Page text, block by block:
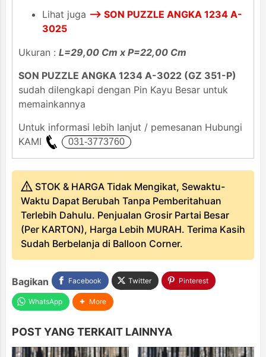
Lihat juga --> SON PUZZLE ANGKA 1234 A-
3025
Ukuran : L=29,00 Cm x P=22,00 Cm
SON PUZZLE ANGKA 1234 A-3022 (GZ 351-P)
sudah dilengkapi dengan Pin Kayu Besar untuk
memainkannya
Untuk informasi lebih lanjut / pemesanan Hubungi
KAMI
STOK & HARGA Tidak Mengikat, Sewaktu-
Waktu Dapat Berubah Tanpa Pemberitahuan
Terlebih Dahulu. Penjualan Grosir Partai Besar
(Per KARTON), Harga Lebih MURAH. Terima Kasih
Sudah Berbelanja di Balloon Corner.
Bagikan Facebook Twitter Pinterest
WhatsApp More
POST YANG TERKAIT LAINNYA